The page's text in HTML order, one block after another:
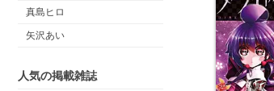
真島ヒロ
矢沢あい
人気の掲載雑誌